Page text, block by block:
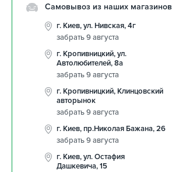
Самовывоз из наших магазинов
г. Киев, ул. Нивская, 4г
забрать 9 августа
г. Кропивницкий, ул.
Автолюбителей, 8а
забрать 9 августа
г. Кропивницкий, Клинцовский
авторынок
забрать 9 августа
г. Киев, пр.Николая Бажана, 26
забрать 9 августа
г. Киев, ул. Остафия
Дашкевича, 15